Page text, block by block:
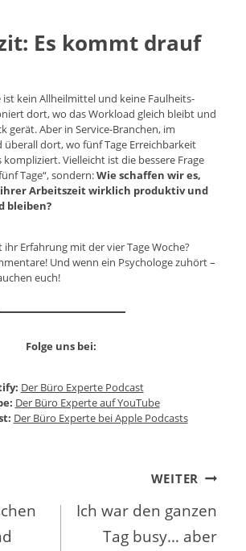
Es kommt drauf
ist kein Allheilmittel und keine Faulheits-
dort, wo das Workload gleich bleibt und
gerät. Aber in Service-Branchen, im
dort, wo fünf Tage Erreichbarkeit
kompliziert. Vielleicht ist die bessere Frage
Tage“, sondern:Wie schaffen wir es,
ihrer Arbeitszeit wirklich produktiv und
bleiben?
Erfahrung mit der vier Tage Woche?
Und wenn ein Psychologe zuhört –
euch!
Folge uns bei:
Der Büro Experte Podcast
Der Büro Experte auf YouTube
Der Büro Experte bei Apple Podcasts
WEITER
Ich war den ganzen
Tag busy… aber